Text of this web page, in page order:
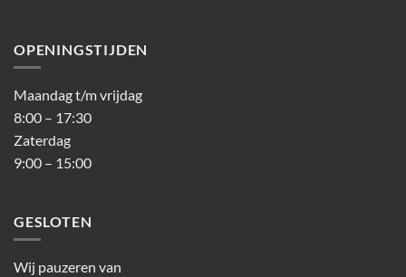
OPENINGSTIJDEN
Maandag t/m vrijdag
8:00 – 17:30
Zaterdag
9:00 – 15:00
GESLOTEN
Wij pauzeren van